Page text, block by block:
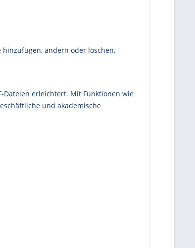
hinzufügen, ändern oder löschen.
Dateien erleichtert. Mit Funktionen wie
und akademische